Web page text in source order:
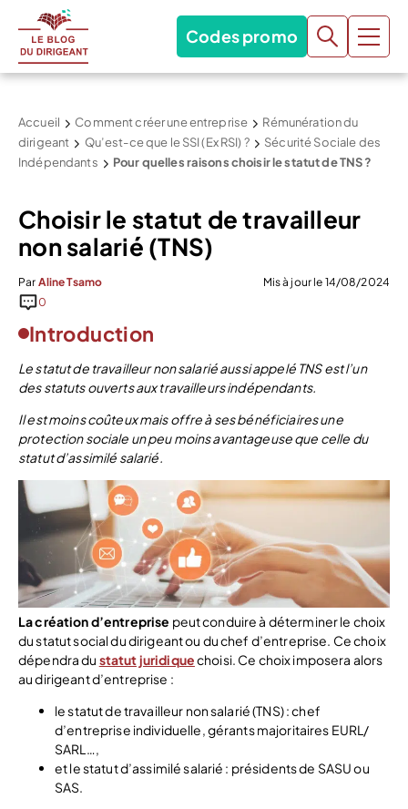
Codes promo
Accueil Comment créer une entreprise
Rémunération du
dirigeant
Qu’est-ce que le SSI (Ex RSI) ?
Sécurité Sociale des
Indépendants
Pour quelles raisons choisir le statut de TNS ?
Choisir le statut de travailleur
non salarié (TNS)
Par Aline Tsamo
Mis à jour le 14/08/2024
0
Introduction
Le statut de travailleur non salarié aussi appelé TNS est l’un
des statuts ouverts aux travailleurs indépendants.
Il est moins coûteux mais offre à ses bénéficiaires une
protection sociale un peu moins avantageuse que celle du
statut d’assimilé salarié.
La création d’entreprise peut conduire à déterminer le choix
du statut social du dirigeant ou du chef d’entreprise. Ce choix
dépendra du statut juridiquechoisi. Ce choix imposera alors
au dirigeant d’entreprise :
le statut de travailleur non salarié (TNS) : chef
d’entreprise individuelle, gérants majoritaires EURL/
SARL…,
et le statut d’assimilé salarié : présidents de SASU ou
SAS.